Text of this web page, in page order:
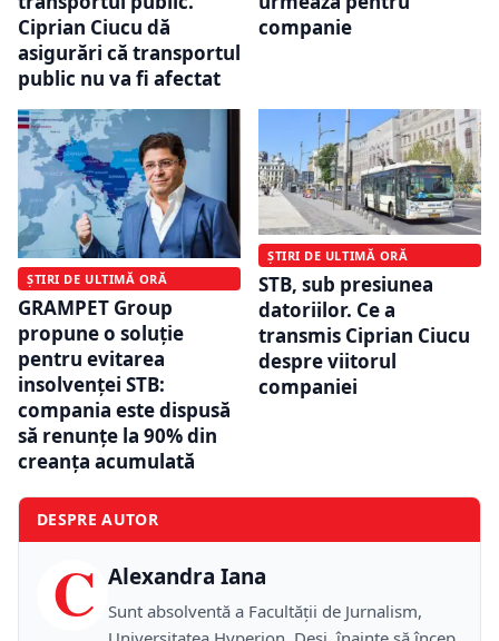
Ciprian Ciucu dă
asigurări că transportul
public nu va fi afectat
companie
ȘTIRI DE ULTIMĂ ORĂ
GRAMPET Group
propune o soluție
pentru evitarea
insolvenței STB:
compania este dispusă
să renunțe la 90% din
creanța acumulată
ȘTIRI DE ULTIMĂ ORĂ
STB, sub presiunea
datoriilor. Ce a
transmis Ciprian Ciucu
despre viitorul
companiei
DESPRE AUTOR
C Alexandra Iana
Sunt absolventă a Facultății de Jurnalism,